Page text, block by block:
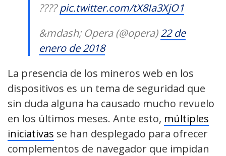
????pic.twitter.com/tX8Ia3XjO1
&mdash; Opera (@opera)22 de
enero de 2018
La presencia de los mineros web en los
dispositivos es un tema de seguridad que
sin duda alguna ha causado mucho revuelo
en los últimos meses. Ante esto, múltiples
iniciativas se han desplegado para ofrecer
complementos de navegador que impidan